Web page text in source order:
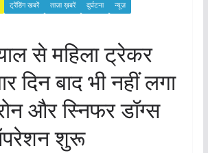
ट्रेंडिंग खबरें ताज़ा ख़बरें दुर्घटना
न्यूज़
से महिला ट्रेकर
दिन बाद भी नहीं लगा
और स्निफर डॉग्स
शुरू